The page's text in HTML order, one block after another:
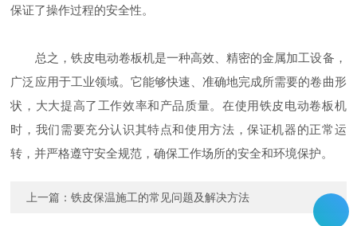
保证了操作过程的安全性。
总之，铁皮电动卷板机是一种高效、精密的金属加工设备，
广泛应用于工业领域。它能够快速、准确地完成所需要的卷曲形
状，大大提高了工作效率和产品质量。在使用铁皮电动卷板机
时，我们需要充分认识其特点和使用方法，保证机器的正常运
转，并严格遵守安全规范，确保工作场所的安全和环境保护。
上一篇：铁皮保温施工的常见问题及解决方法